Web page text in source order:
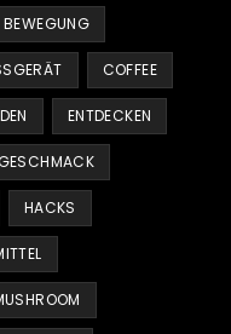
BEWEGUNG
COFFEE
ENTDECKEN
HACKS